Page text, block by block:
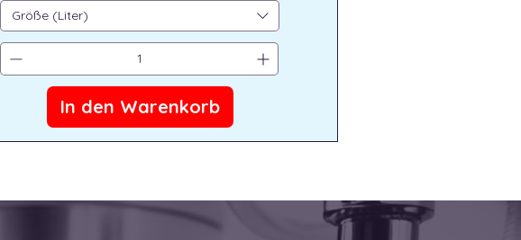
Größe (Liter)
In den Warenkorb